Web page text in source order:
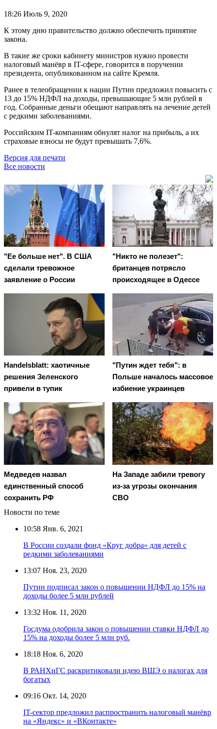
18:26 Июль 9, 2020
К этому дню правительство должно обеспечить принятие
закона.
В такие же сроки кабинету министров нужно провести
налоговый манёвр в IT-сфере, говорится в поручении
президента, опубликованном на сайте Кремля.
Ранее в телеобращении к нации Путин предложил повысить с
13 до 15% НДФЛ на доходы, превышающие 5 млн рублей в
год. Собранные деньги обещают направлять на лечение детей
с редкими заболеваниями.
Российским IT-компаниям обнулят налог на прибыль, а их
страховые взносы не будут превышать 7,6%.
Версия для печати
Все новости
"Ее больше нет". В США
сделали тревожное
заявление о России
"Никто не полезет":
британцев потрясло
происходящее в Одессе
Handelsblatt: хаотичные
решения Зеленского
привели в тупик
"Путин ждет тебя": в
Польше началось массовое
избиение украинцев
Медведев назвал
единственный способ
сохранить РФ
На Западе забили тревогу
из-за угрозы окончания
СВО
Новости по теме
10:58 Янв. 6, 2021
В России создали фонд «Круг добра» для детей с
редкими заболеваниями
13:07 Ноя. 23, 2020
Путин подписал закон о повышении НДФЛ до 15% на
доходы более 5 млн рублей
13:32 Ноя. 11, 2020
Госдума одобрила закон о повышении ставки НДФЛ до
15% на доходы более 5 млн руб.
18:18 Ноя. 6, 2020
В РАНХиГС раскритиковали идею ВШЭ о налогах для
богатых
09:16 Окт. 14, 2020
IT-сектор предложил распространить налоговый манёвр
на «Яндекс» и «ВКонтакте»